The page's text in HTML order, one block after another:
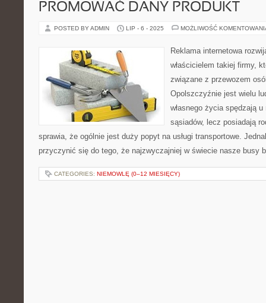
PROMOWAĆ DANY PRODUKT
POSTED BY ADMIN LIP - 6 - 2025 MOŻLIWOŚĆ
Reklama internetowa
właścicielem takiej firmy,
związane z przewozem
Opolszczyźnie jest wielu
własnego życia spędzają
sąsiadów, lecz posiadają
sprawia, że ogólnie jest duży popyt na usługi transportowe.
przyczynić się do tego, że najzwyczajniej w świecie nasze busy
CATEGORIES: NIEMOWLĘ (0–12 MIESIĘCY)